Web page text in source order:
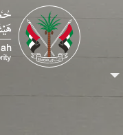
Skip to main content